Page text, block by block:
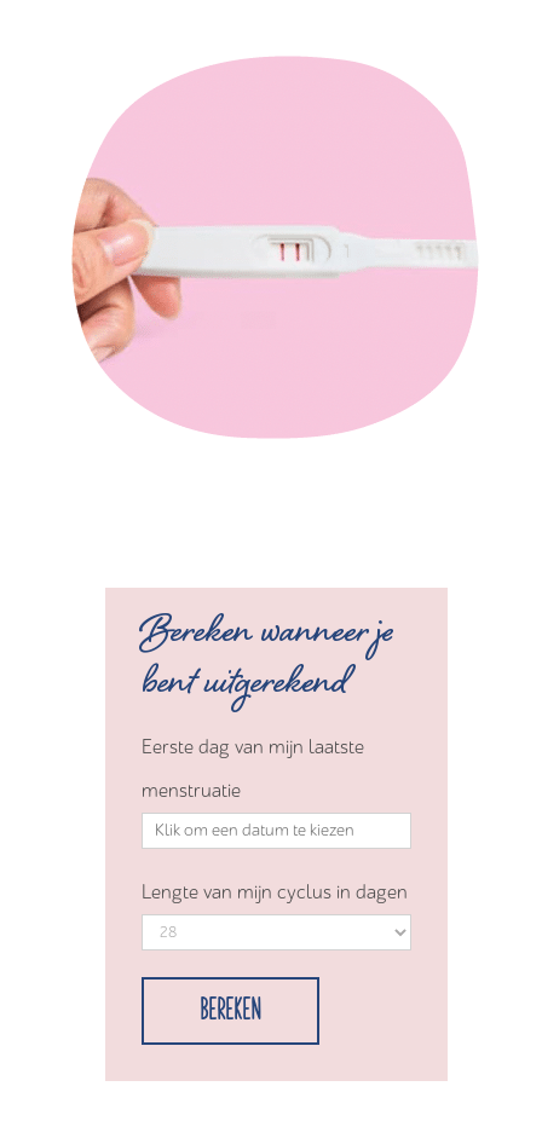
Bereken wanneer je
bent uitgerekend
Eerste dag van mijn laatste
menstruatie
Lengte van mijn cyclus in dagen
BEREKEN